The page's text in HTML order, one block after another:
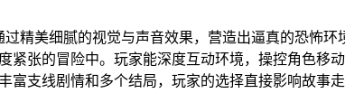
精美细腻的视觉与声音效果，营造出逼真的恐怖
张的冒险中。玩家能深度互动环境，操控角色移
支线剧情和多个结局，玩家的选择直接影响故事